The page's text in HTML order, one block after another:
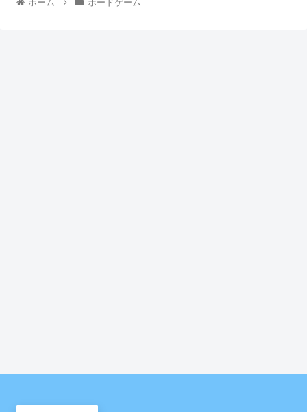
ホーム ボードゲーム